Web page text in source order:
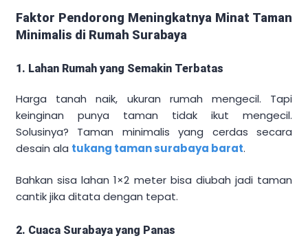
Faktor Pendorong Meningkatnya Minat Taman
Minimalis di Rumah Surabaya
1. Lahan Rumah yang Semakin Terbatas
Harga tanah naik, ukuran rumah mengecil. Tapi
keinginan punya taman tidak ikut mengecil.
Solusinya? Taman minimalis yang cerdas secara
desain ala tukang taman surabaya barat.
Bahkan sisa lahan 1×2 meter bisa diubah jadi taman
cantik jika ditata dengan tepat.
2. Cuaca Surabaya yang Panas